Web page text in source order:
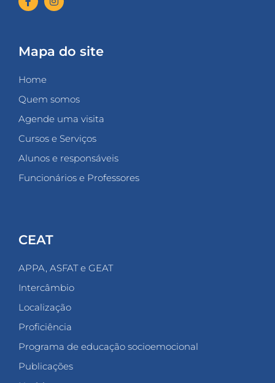
Mapa do site
Home
Quem somos
Agende uma visita
Cursos e Serviços
Alunos e responsáveis
Funcionários e Professores
CEAT
APPA, ASFAT e GEAT
Intercâmbio
Localização
Proficiência
Programa de educação socioemocional
Publicações